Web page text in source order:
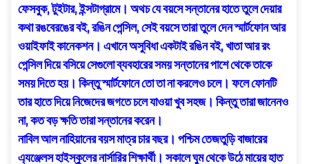
ফেসবুক, টুইটার, ইন্সটাগ্রামে। অথচ যে বয়সে সন্তানের হাতে তুলে দেয়ার
কথা রঙবেরঙের বই, রঙিন পেন্সিল, সেই বয়সে তারা তুলে দেন স্মার্টফোন আর
ওয়াইফাই কানেকশন। এখানে অসুবিধা একটাই রঙিন বই, খাতা আর রং
পেন্সিল দিয়ে বসিয়ে সেগুলো ব্যবহারের সময় সন্তানের পাশে থেকে তাকে
সময় দিতে হয়। কিন্তু স্মার্টফোনে তো তা না করলেও চলে। ফলে ফোনটি
তার হাতে দিয়ে নিজেদের জগতে চলে যাওয়া খুব সহজ। কিন্তু তারা জানেনও
না, কত বড় ক্ষতি তারা সন্তানের করেন।
নাবিল আল নাহিয়ানের বয়স মাত্র চার বছর। পশ্চিম তেজতুড়ি বাজারের
এ্যঞ্জেলস হাইস্কুলের নার্সারির শিক্ষার্থী। সকালে ঘুম থেকে উঠে মায়ের হাত